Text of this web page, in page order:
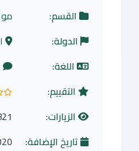
القسم:
الدولة:
اللغة:
التقييم:
0.0 من 5 نجوم
الزيارات:
821
تاريخ الإضافة: